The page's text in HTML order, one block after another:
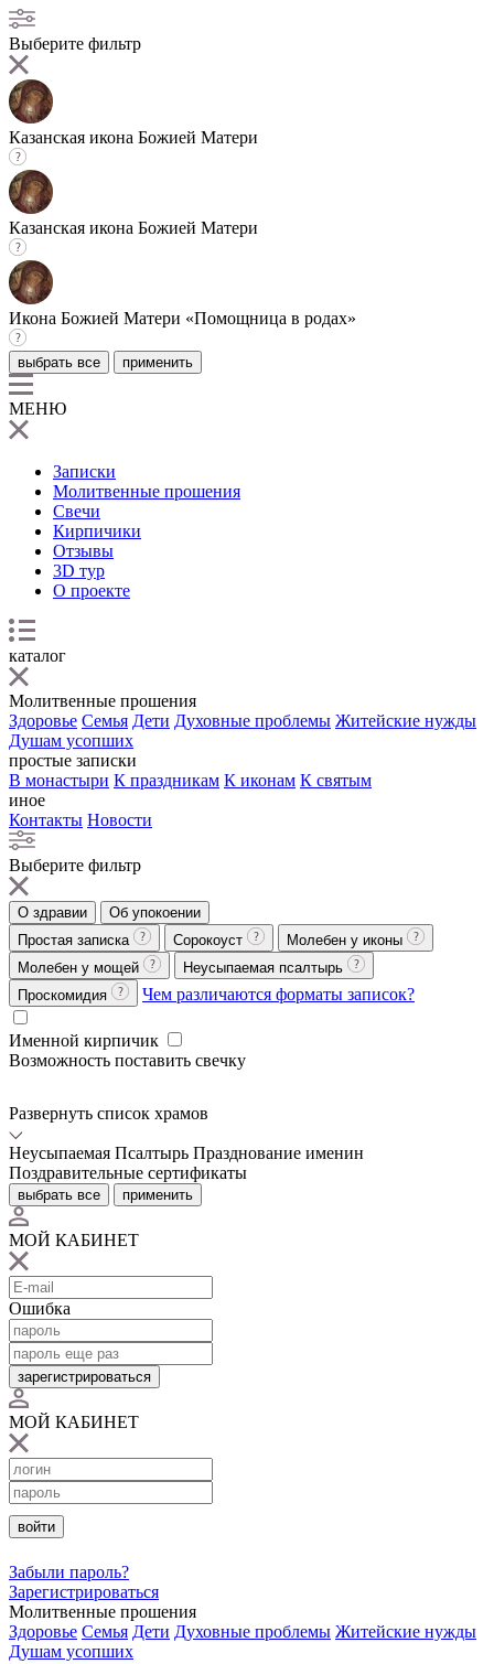
Выберите фильтр
Казанская икона Божией Матери
Казанская икона Божией Матери
Икона Божией Матери «Помощница в родах»
выбрать все применить
МЕНЮ
Записки
Молитвенные прошения
Свечи
Кирпичики
Отзывы
3D тур
О проекте
каталог
Молитвенные прошения
Здоровье Семья Дети Духовные проблемы Житейские нужды
Душам усопших
простые записки
В монастыри К праздникам К иконам К святым
иное
Контакты Новости
Выберите фильтр
О здравии
Об упокоении
Простая записка
Сорокоуст
Молебен у иконы
Молебен у мощей
Неусыпаемая псалтырь
Проскомидия
Чем различаются форматы записок?
Именной кирпичик
Возможность поставить свечку
Развернуть список храмов
Неусыпаемая Псалтырь Празднование именин
Поздравительные сертификаты
выбрать все применить
МОЙ КАБИНЕТ
Ошибка
зарегистрироваться
МОЙ КАБИНЕТ
войти
Забыли пароль?
Зарегистрироваться
Молитвенные прошения
Здоровье Семья Дети Духовные проблемы Житейские нужды
Душам усопших